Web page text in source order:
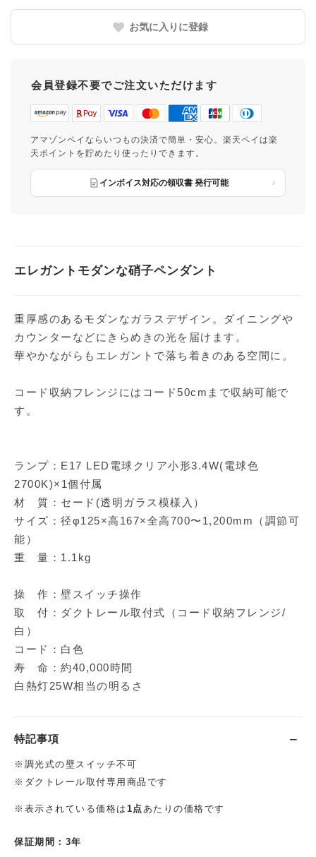
県
お気に入りに登録
会員登録不要でご注文いただけます
アマゾンペイならいつもの決済で簡単・安心。楽天ペイは楽
天ポイントを貯めたり使ったりできます。
インボイス対応の領収書 発行可能
エレガントモダンな硝子ペンダント
重厚感のあるモダンなガラスデザイン。ダイニングや
カウンターなどにきらめきの光を届けます。
華やかながらもエレガントで落ち着きのある空間に。
コード収納フレンジにはコード50cmまで収納可能で
す。
ランプ：E17 LED電球クリア小形3.4W(電球色
2700K)×1個付属
材 質：セード(透明ガラス模様入）
サイズ：径φ125×高167×全高700〜1,200mm（調節可
能）
重 量：1.1kg
操 作：壁スイッチ操作
取 付：ダクトレール取付式（コード収納フレンジ/
白）
コード：白色
寿 命：約40,000時間
白熱灯25W相当の明るさ
特記事項
※調光式の壁スイッチ不可
※ダクトレール取付専用商品です
※表示されている価格は 1点あたりの価格です
保証期間：3年